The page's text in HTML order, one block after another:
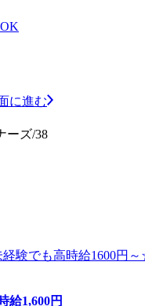
に進む
ーズ/38
経験でも高時給1600円
給1,600円